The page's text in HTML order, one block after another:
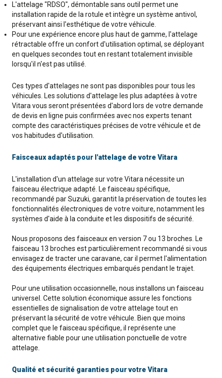
L'attelage "RDSO", démontable sans outil permet une
installation rapide de la rotule et intègre un système antivol,
préservant ainsi l'esthétique de votre véhicule.
Pour une expérience encore plus haut de gamme, l'attelage
rétractable offre un confort d'utilisation optimal, se déployant
en quelques secondes tout en restant totalement invisible
lorsqu'il n'est pas utilisé.
Ces types d'attelages ne sont pas disponibles pour tous les
véhicules. Les solutions d'attelage les plus adaptées à votre
Vitara vous seront présentées d'abord lors de votre demande
de devis en ligne puis confirmées avec nos experts tenant
compte des caractéristiques précises de votre véhicule et de
vos habitudes d'utilisation.
Faisceaux adaptés pour l'attelage de votre Vitara
L'installation d'un attelage sur votre Vitara nécessite un
faisceau électrique adapté. Le faisceau spécifique,
recommandé par Suzuki, garantit la préservation de toutes les
fonctionnalités électroniques de votre voiture, notamment les
systèmes d'aide à la conduite et les dispositifs de sécurité.
Nous proposons des faisceaux en version 7 ou 13 broches. Le
faisceau 13 broches est particulièrement recommandé si vous
envisagez de tracter une caravane, car il permet l'alimentation
des équipements électriques embarqués pendant le trajet.
Pour une utilisation occasionnelle, nous installons un faisceau
universel. Cette solution économique assure les fonctions
essentielles de signalisation de votre attelage tout en
préservant la sécurité de votre véhicule. Bien que moins
complet que le faisceau spécifique, il représente une
alternative fiable pour une utilisation ponctuelle de votre
attelage.
Qualité et sécurité garanties pour votre Vitara